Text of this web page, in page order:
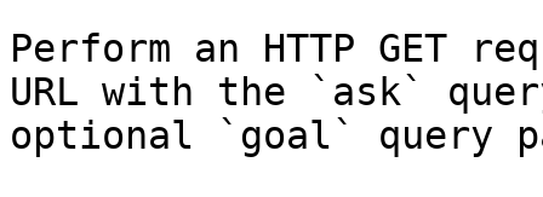
Perform an HTTP GET
URL with the `ask`
optional `goal` query